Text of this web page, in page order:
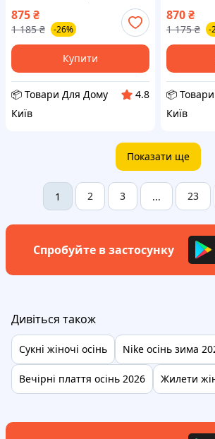
875₴
1 185 ₴ -26%
Купити
📦 Товари Для Дому
4.8
Київ
870₴
1 175 ₴ -
📦
Київ
Показати ще
1 2 3 ... 23
Спробуйте в застосунку
Дивіться також
Сукні жіночі осінь Nike осінь зима
Вечірні плаття осінь 2026 Жилети